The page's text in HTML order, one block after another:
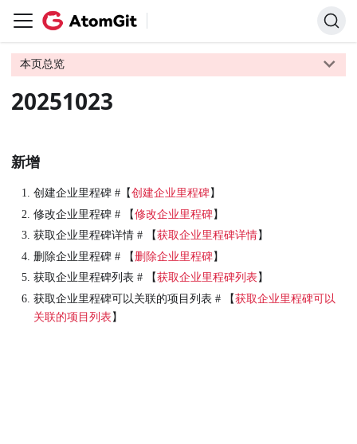
本页总览
20251023
新增
创建企业里程碑 #【创建企业里程碑】
修改企业里程碑 # 【修改企业里程碑】
获取企业里程碑详情 # 【获取企业里程碑详情】
删除企业里程碑 # 【删除企业里程碑】
获取企业里程碑列表 # 【获取企业里程碑列表 】
获取企业里程碑可以关联的项目列表 # 【获取企业里程碑可以
关联的项目列表 】